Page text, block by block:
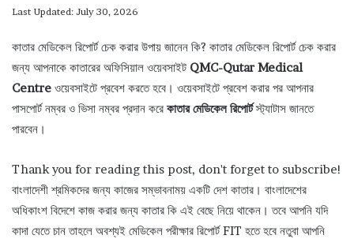
Last Updated: July 30, 2026
কাতার মেডিকেল রিপোর্ট চেক করার উপায় জানেন কি? কাতার মেডিকেল রিপোর্ট চেক করার
জন্য আপনাকে কাতারের অফিসিয়াল ওয়েবসাইট QMC-Qutar Medical
Centre ওয়েবসাইটে প্রবেশ করতে হবে। ওয়েবসাইটে প্রবেশ করার পর আপনার
পাসপোর্ট নম্বর ও ভিসা নম্বর প্রদান করে কাতার মেডিকেল রিপোর্টস্ট্যাটাস জানতে
পারবেন।
Thank you for reading this post, don't forget to subscribe!
বাংলাদেশী শ্রমিকদের জন্য কাজের সম্ভাবনাময় একটি দেশ কাতার। বাংলাদেশের
অধিকাংশ বিদেশে কাজ করার জন্য কাতার কি এই বেছে নিয়ে থাকেন। তবে আপনি যদি
কাদা যেতে চান তাহলে অবশ্যই মেডিকেল পরীক্ষার রিপোর্ট FIT হতে হবে নতুবা আপনি